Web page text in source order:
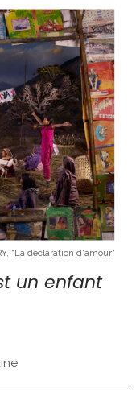
"La déclaration d'amour"
un enfant